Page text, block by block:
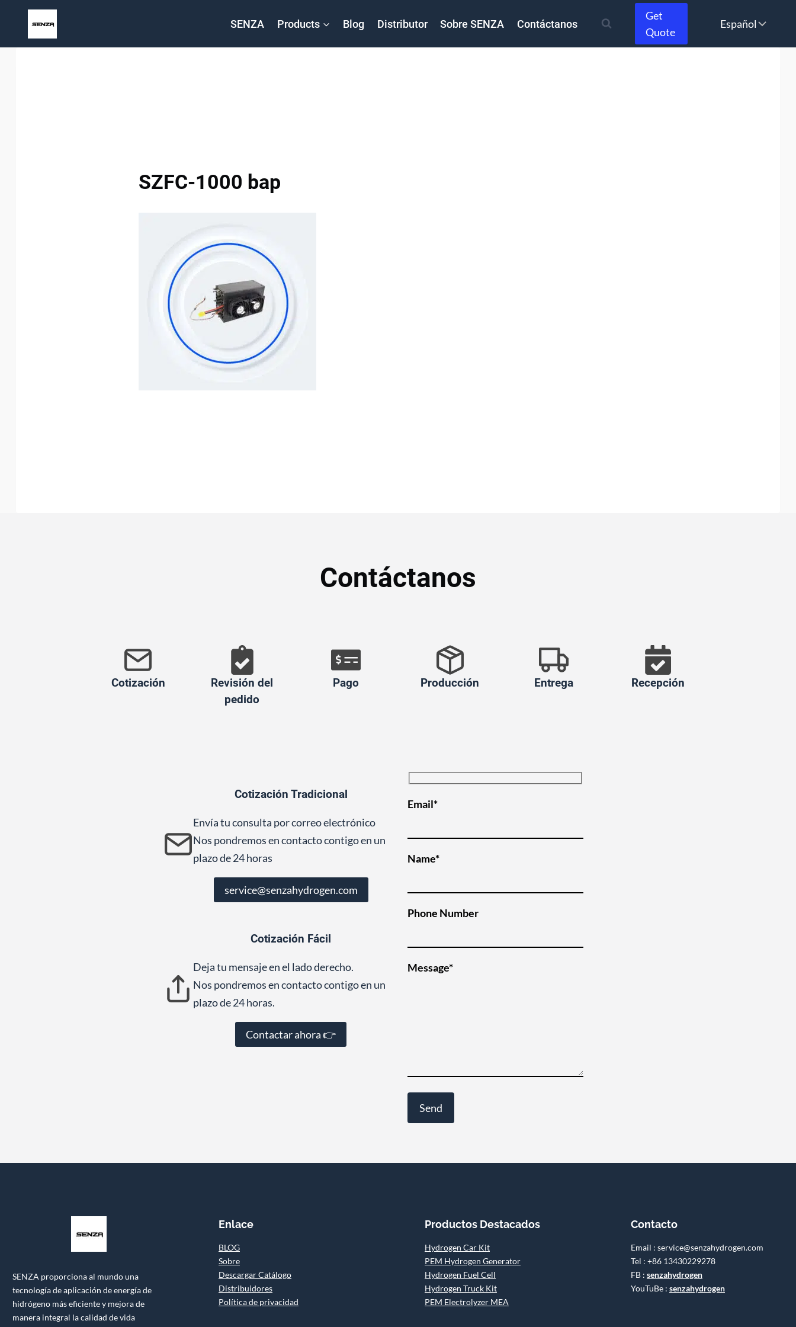
SENZA Products Blog Distributor Sobre SENZA Contáctanos
Get
Quote
Choose
SZFC-1000 bap
Contáctanos
Cotización
Revisión del
pedido
Pago Producción Entrega Recepción
Cotización Tradicional
Envía tu consulta por correo electrónico
Nos pondremos en contacto contigo en un
plazo de 24 horas
service@senzahydrogen.com
Cotización Fácil
Deja tu mensaje en el lado derecho.
Nos pondremos en contacto contigo en un
plazo de 24 horas.
Contactar ahora 👉
Email*
Name*
Phone Number
Message*
SENZA proporciona al mundo una
tecnología de aplicación de energía de
hidrógeno más eficiente y mejora de
manera integral la calidad de vida
Enlace
BLOG
Sobre
Descargar Catálogo
Distribuidores
Política de privacidad
Productos Destacados
Hydrogen Car Kit
PEM Hydrogen Generator
Hydrogen Fuel Cell
Hydrogen Truck Kit
PEM Electrolyzer MEA
Contacto
Email : service@senzahydrogen.com
Tel : +86 13430229278
FB : senzahydrogen
YouTuBe : senzahydrogen